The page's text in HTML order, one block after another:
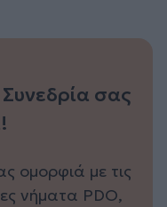
σας
ομορφιά με τις
νήματα PDO,